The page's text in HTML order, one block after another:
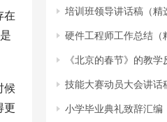
在
候
更
培训班领导讲话稿（精
硬件工程师工作总结（
《北京的春节》的教学
技能大赛动员大会讲话
小学毕业典礼致辞汇编